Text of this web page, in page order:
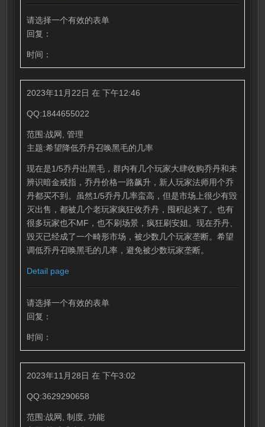
请选择一个有效的表单
回复：
时间：
2023年11月22日 在 下午12:46
QQ:1844655022
范围:战网, 管理
主题:希望降低乔丹召唤黑毛的几率
现在是1/5乔丹出黑毛，群内有几个玩家大肆收购乔丹和未
辨识暗金戒指，乔丹价格一路飙升，新人玩家法师用个乔
丹都买不到。虽然1/5乔丹几率蛮高，但是市场上很少有毁
灭出售，都被几个老玩家疯狂收乔丹，囤积起来了。也有
很多玩家也不MF，也不刷场景，疯狂刷安姐。现在乔丹、
毁灭已经成了一个畸形市场，被少数几个玩家垄断。希望
调低乔丹召唤黑毛的几率，避免被少数玩家垄断。
Detail page
请选择一个有效的表单
回复：
时间：
2023年11月28日 在 下午3:02
QQ:3629290658
范围:战网, 制度, 功能